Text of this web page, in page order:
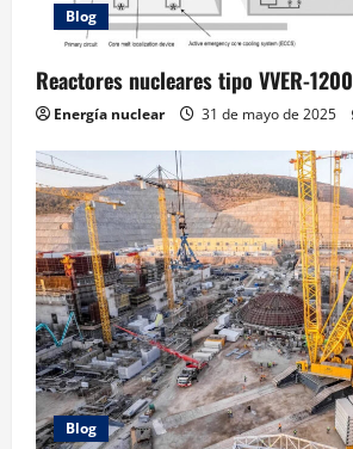
Blog
Reactores nucleares tipo VVER-1200
Energía nuclear 31 de mayo de 2025
Blog